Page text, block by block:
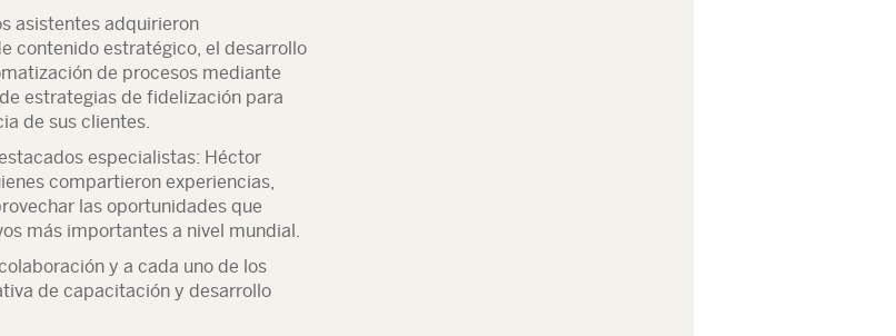
asistentes adquirieron
contenido estratégico, el desarrollo
de procesos mediante
estrategias de fidelización para
de sus clientes.
especialistas: Héctor
compartieron experiencias,
las oportunidades que
más importantes a nivel mundial.
y a cada uno de los
de capacitación y desarrollo